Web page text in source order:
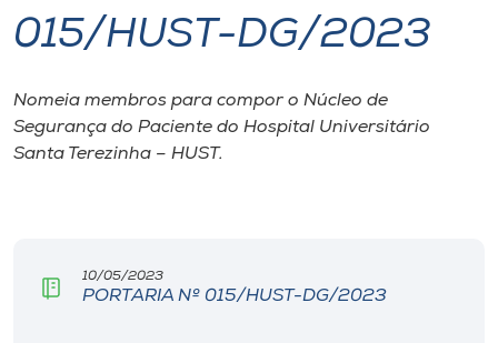
I.nova
Diplomados
015/HUST-DG/2023
Nomeia membros para compor o Núcleo de
Segurança do Paciente do Hospital Universitário
Santa Terezinha – HUST.
10/05/2023
PORTARIA Nº 015/HUST-DG/2023